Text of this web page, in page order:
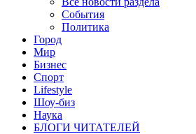
События
Политика
Город
Мир
Бизнес
Спорт
Lifestyle
Шоу-биз
Наука
БЛОГИ ЧИТАТЕЛЕЙ